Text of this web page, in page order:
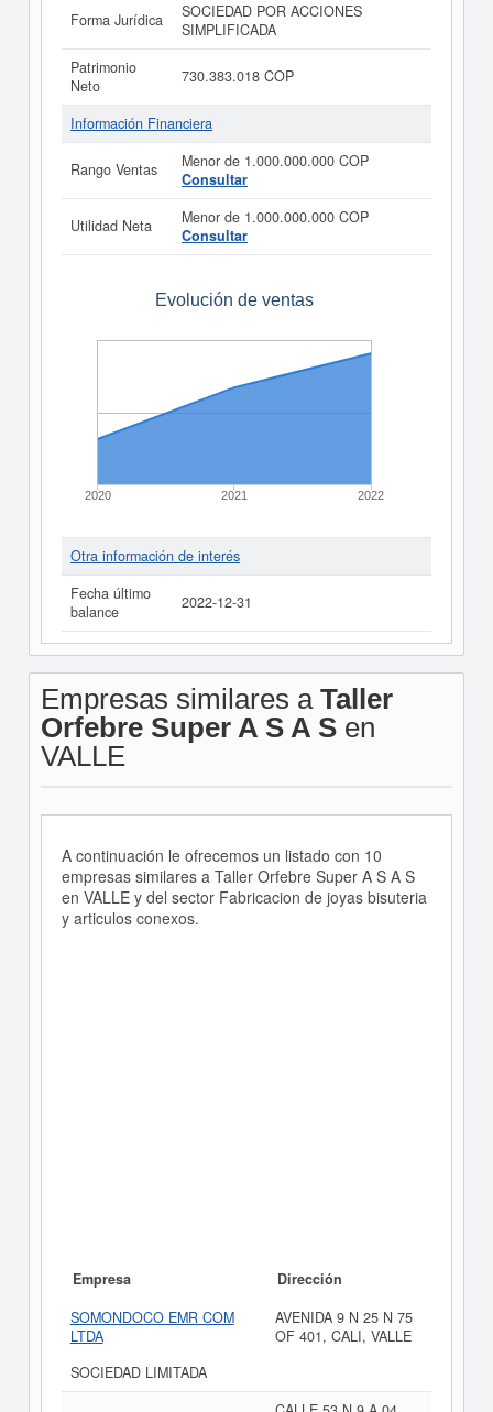
Forma Jurídica
SOCIEDAD POR ACCIONES
SIMPLIFICADA
Patrimonio
Neto
730.383.018 COP
Información Financiera
Rango Ventas
Menor de 1.000.000.000 COP
Consultar
Utilidad Neta
Menor de 1.000.000.000 COP
Consultar
Evolución de ventas
2020 2021 2022
Otra información de interés
Fecha último
balance
2022-12-31
Empresas similares a Taller
Orfebre Super A S A Sen
VALLE
A continuación le ofrecemos un listado con 10
empresas similares a Taller Orfebre Super A S A S
en VALLE y del sector Fabricacion de joyas bisuteria
y articulos conexos.
Empresa
Dirección
SOMONDOCO EMR COM
LTDA
AVENIDA 9 N 25 N 75
OF 401, CALI, VALLE
SOCIEDAD LIMITADA